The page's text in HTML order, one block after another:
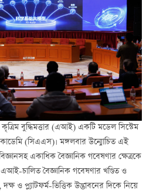
বুদ্ধিমত্তার (এআই) একটি মডেল সিস্টেম
(সিএএস)। মঙ্গলবার উন্মোচিত এই
একাধিক বৈজ্ঞানিক গবেষণার ক্ষেত্রকে
চালিত বৈজ্ঞানিক গবেষণার খণ্ডিত ও
ও প্ল্যাটফর্ম-ভিত্তিক উদ্ভাবনের দিকে নিয়ে